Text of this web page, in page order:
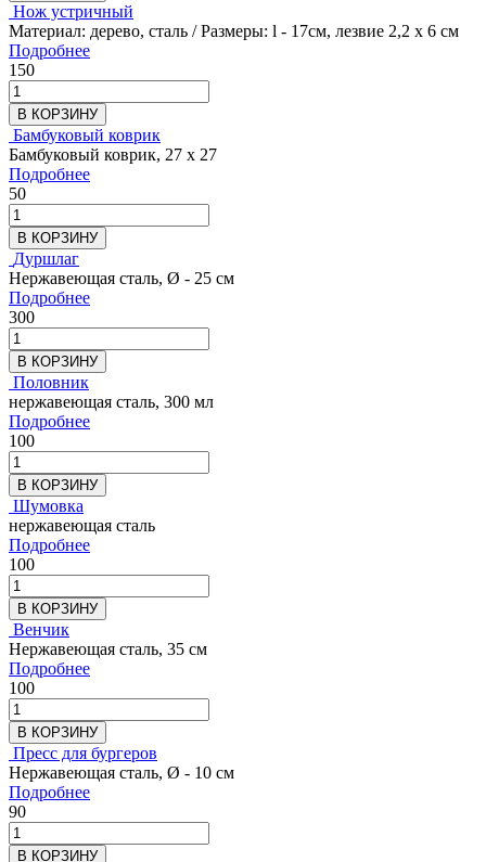
Нож устричный
Материал: дерево, сталь / Размеры: l - 17см, лезвие 2,2 х 6 см
Подробнее
150
В КОРЗИНУ
Бамбуковый коврик
Бамбуковый коврик, 27 х 27
Подробнее
50
В КОРЗИНУ
Дуршлаг
Нержавеющая сталь, Ø - 25 см
Подробнее
300
В КОРЗИНУ
Половник
нержавеющая сталь, 300 мл
Подробнее
100
В КОРЗИНУ
Шумовка
нержавеющая сталь
Подробнее
100
В КОРЗИНУ
Венчик
Нержавеющая сталь, 35 см
Подробнее
100
В КОРЗИНУ
Пресс для бургеров
Нержавеющая сталь, Ø - 10 см
Подробнее
90
В КОРЗИНУ